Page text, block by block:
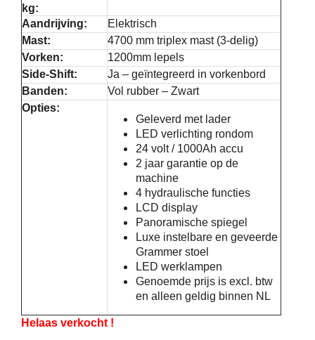
Contact
kg:
Aandrijving:
Elektrisch
Mast:
4700 mm triplex mast (3-delig)
Vorken:
1200mm lepels
Side-Shift:
Ja – geïntegreerd in vorkenbord
Banden:
Vol rubber – Zwart
Opties:
Geleverd met lader
LED verlichting rondom
24 volt / 1000Ah accu
2 jaar garantie op de
machine
4 hydraulische functies
LCD display
Panoramische spiegel
Luxe instelbare en geveerde
Grammer stoel
LED werklampen
Genoemde prijs is excl. btw
en alleen geldig binnen NL
Helaas verkocht !